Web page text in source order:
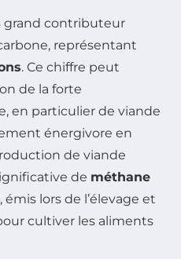
grand contributeur
représentant
. Ce chiffre peut
de la forte
en particulier de viande
énergivore en
de viande
de méthane
, émis lors de l’élevage et
cultiver les aliments